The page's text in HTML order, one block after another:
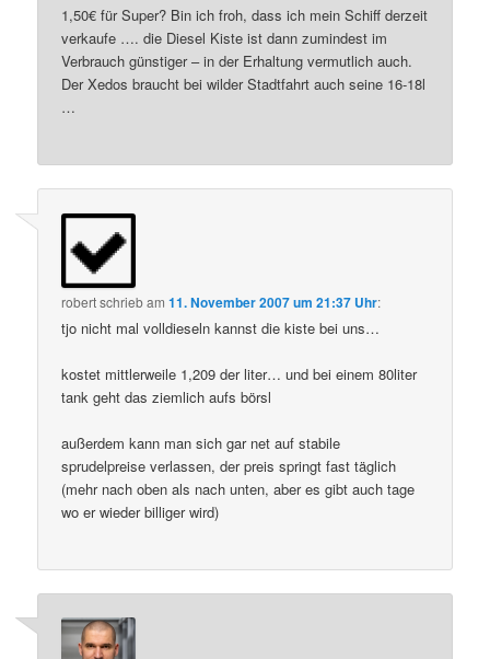
1,50€ für Super? Bin ich froh, dass ich mein Schiff derzeit
verkaufe …. die Diesel Kiste ist dann zumindest im
Verbrauch günstiger – in der Erhaltung vermutlich auch.
Der Xedos braucht bei wilder Stadtfahrt auch seine 16-18l
…
robertschriebam11. November 2007 um 21:37 Uhr:
tjo nicht mal volldieseln kannst die kiste bei uns…
kostet mittlerweile 1,209 der liter… und bei einem 80liter
tank geht das ziemlich aufs börsl
außerdem kann man sich gar net auf stabile
sprudelpreise verlassen, der preis springt fast täglich
(mehr nach oben als nach unten, aber es gibt auch tage
wo er wieder billiger wird)